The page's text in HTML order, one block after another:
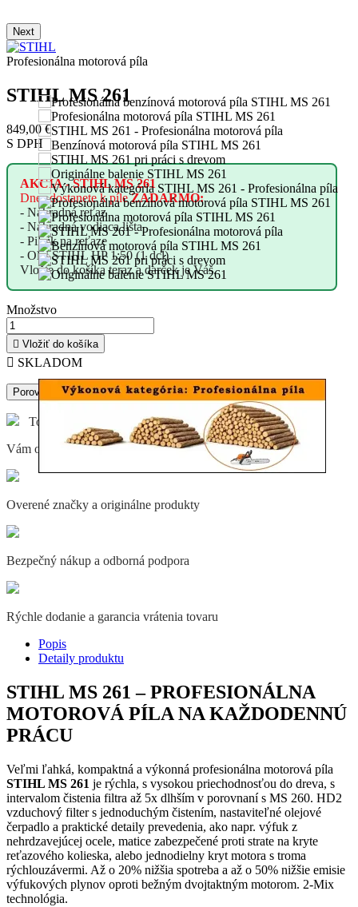
Next
Profesionálna motorová píla
STIHL MS 261
849,00 €
S DPH
AKCIA -STIHL MS 261
Dnesdostanetek píle ZADARMO:
- Náhradná reťaz
- Náhradná vodiaca lišta
- Pilník na reťaze
- Olej STIHL HP 1:50 (1 dcl)
Vložte do košíka teraz a darček je Váš.
Množstvo
 Vložiť do košíka
 SKLADOM
Porovnaj
Tovar SKLADOM objednaný do 12:00 hod.
Vám odošleme v ten istý deň (pon-pia)
Overené značky a originálne produkty
Bezpečný nákup a odborná podpora
Rýchle dodanie a garancia vrátenia tovaru
Popis
Detaily produktu
STIHL MS 261 – PROFESIONÁLNA
MOTOROVÁ PÍLA NA KAŽDODENNÚ
PRÁCU
Veľmi ľahká, kompaktná a výkonná profesionálna motorová píla
STIHL MS 261 je rýchla, s vysokou priechodnosťou do dreva, s
intervalom čistenia filtra až 5x dlhším v porovnaní s MS 260. HD2
vzduchový filter s jednoduchým čistením, nastaviteľné olejové
čerpadlo a praktické detaily prevedenia, ako napr. výfuk z
nehrdzavejúcej ocele, matice zabezpečené proti strate na kryte
reťazového kolieska, alebo jednodielny kryt motora s troma
rýchlouzávermi. Až o 20% nižšia spotreba a až o 50% nižšie emisie
výfukových plynov oproti bežným dvojtaktným motorom. 2-Mix
technológia.